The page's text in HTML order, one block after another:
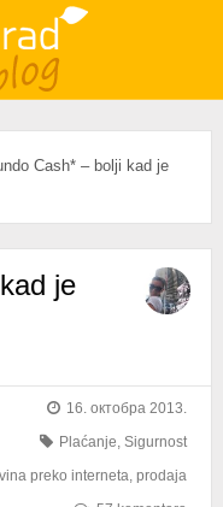
Cash* – bolji kad je
je
16. октобра 2013.
Plaćanje,Sigurnost
preko interneta,prodaja